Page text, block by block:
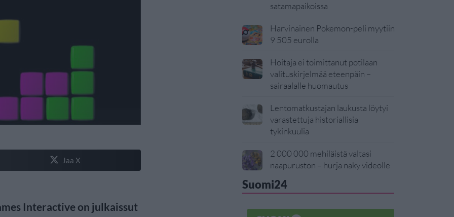
Jaa X
Interactive on julkaissut
satamapaikoissa
Harvinainen Pokemon-peli myytiin
9 505 eurolla
Hoitaja ei toimittanut potilaan
valituskirjelmää eteenpäin –
sairaalalle huomautus
Lentomatkustajan laukusta löytyi
varastettuja historiallisia
tykinkuulia
2 000 000 mehiläistä valtasi
naapuruston – hurja näky videolle
Suomi24